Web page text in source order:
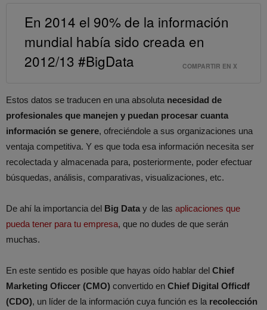
En 2014 el 90% de la información
mundial había sido creada en
2012/13 #BigData
COMPARTIR EN X
Estos datos se traducen en una absoluta necesidad de
profesionales que manejen y puedan procesar cuanta
información se genere, ofreciéndole a sus organizaciones una
ventaja competitiva. Y es que toda esa información necesita ser
recolectada y almacenada para, posteriormente, poder efectuar
búsquedas, análisis, comparativas, visualizaciones, etc.
De ahí la importancia del Big Data y de las aplicaciones que
pueda tener para tu empresa, que no dudes de que serán
muchas.
En este sentido es posible que hayas oído hablar del Chief
Marketing Oficcer (CMO) convertido en Chief Digital Officdf
(CDO), un líder de la información cuya función es la recolección